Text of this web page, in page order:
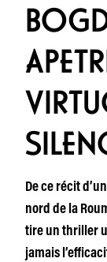
De ce récit
nord de la
tire un thriller
jamais